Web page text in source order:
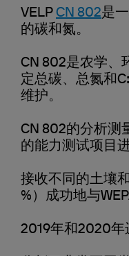
VELP CN 802是
的碳和氮。
CN 802是农学、
定总碳、总氮和
维护。
CN 802的分析测
的能力测试项目
接收不同的土壤
%）成功地与
2019年和2020年